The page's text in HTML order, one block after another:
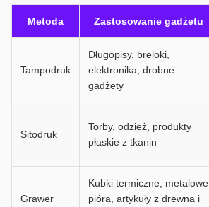
Metoda Zastosowanie gadżetu
Tampodruk
Długopisy, breloki,
elektronika, drobne
gadżety
Sitodruk
Torby, odzież, produkty
płaskie z tkanin
Grawer
Kubki termiczne, metalowe
pióra, artykuły z drewna i